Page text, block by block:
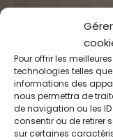
Pour offrir les
technologies telles
informations des
nous permettra de
de navigation ou les
consentir ou de retirer
sur certaines